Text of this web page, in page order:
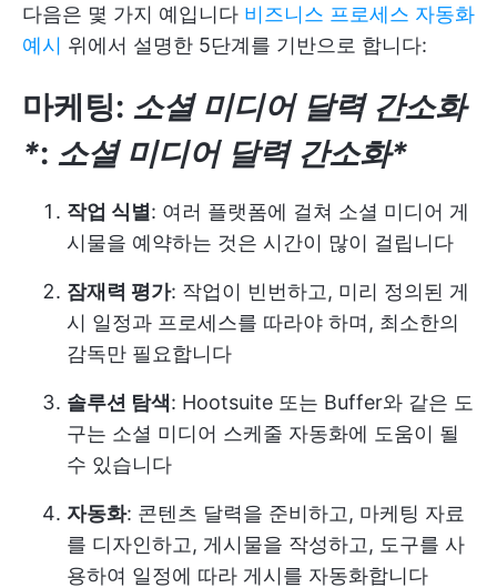
다음은 몇 가지 예입니다 비즈니스 프로세스 자동화
예시 위에서 설명한 5단계를 기반으로 합니다:
마케팅: 소셜 미디어 달력 간소화
*: 소셜 미디어 달력 간소화*
작업 식별: 여러 플랫폼에 걸쳐 소셜 미디어 게
시물을 예약하는 것은 시간이 많이 걸립니다
잠재력 평가: 작업이 빈번하고, 미리 정의된 게
시 일정과 프로세스를 따라야 하며, 최소한의
감독만 필요합니다
솔루션 탐색: Hootsuite 또는 Buffer와 같은 도
구는 소셜 미디어 스케줄 자동화에 도움이 될
수 있습니다
자동화: 콘텐츠 달력을 준비하고, 마케팅 자료
를 디자인하고, 게시물을 작성하고, 도구를 사
용하여 일정에 따라 게시를 자동화합니다